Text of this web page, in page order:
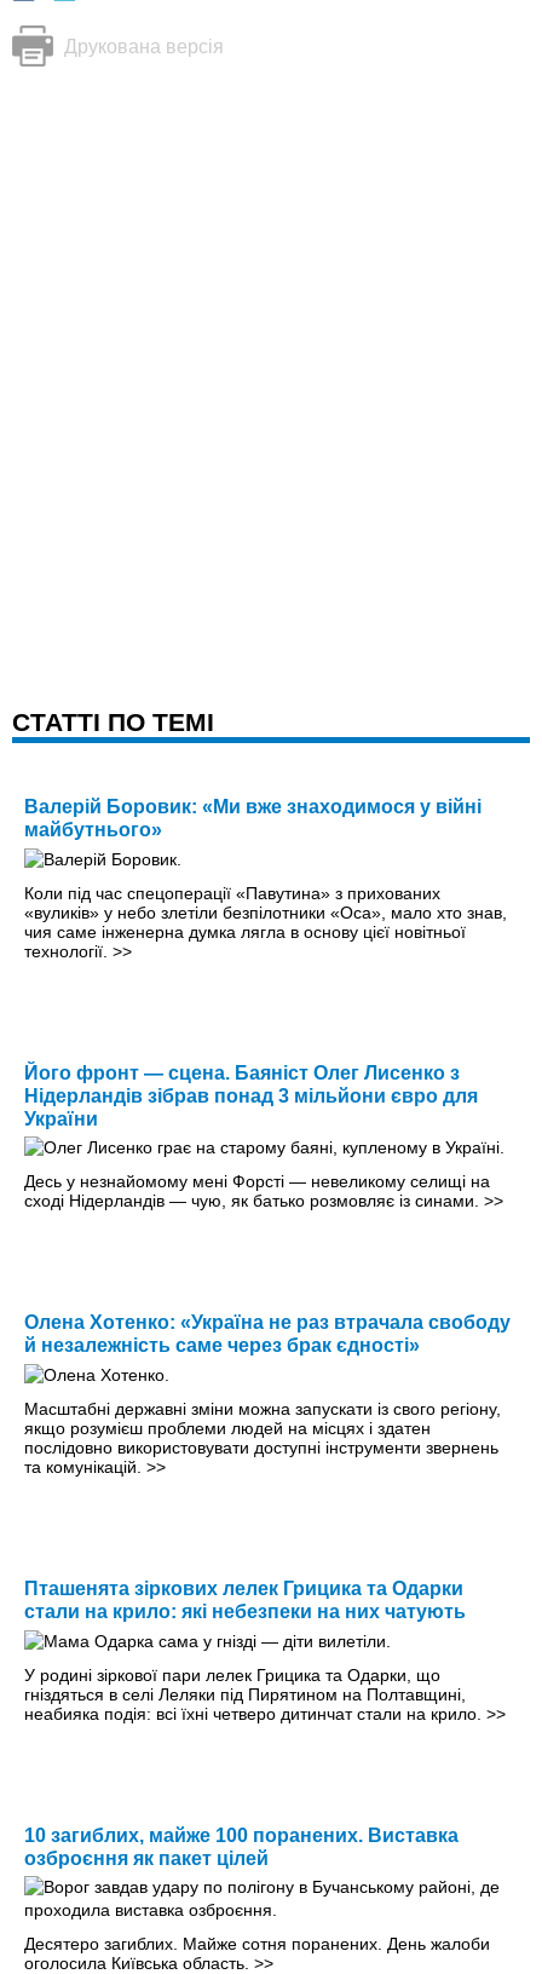
Друкована версія
CТАТТІ ПО ТЕМІ
Валерій Боровик: «Ми вже знаходимося у війні
майбутнього»
Коли під час спецоперації «Павутина» з прихованих
«вуликів» у небо злетіли безпілотники «Оса», мало хто знав,
чия саме інженерна думка лягла в основу цієї новітньої
технології. >>
Його фронт — сцена. Баяніст Олег Лисенко з
Нідерландів зібрав понад 3 мільйони євро для
України
Десь у незнайомому мені Форсті — невеликому селищі на
сході Нідерландів — чую, як батько розмовляє із синами. >>
Олена Хотенко: «Україна не раз втрачала свободу
й незалежність саме через брак єдності»
Масштабні державні зміни можна запускати із свого регіону,
якщо розумієш проблеми людей на місцях і здатен
послідовно використовувати доступні інструменти звернень
та комунікацій. >>
Пташенята зіркових лелек Грицика та Одарки
стали на крило: які небезпеки на них чатують
У родині зіркової пари лелек Грицика та Одарки, що
гніздяться в селі Леляки під Пирятином на Полтавщині,
неабияка подія: всі їхні четверо дитинчат стали на крило. >>
10 загиблих, майже 100 поранених. Виставка
озброєння як пакет цілей
Десятеро загиблих. Майже сотня поранених. День жалоби
оголосила Київська область. >>